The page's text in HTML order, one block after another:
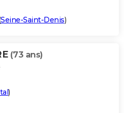
Seine-Saint-Denis)
(73 ans)
)